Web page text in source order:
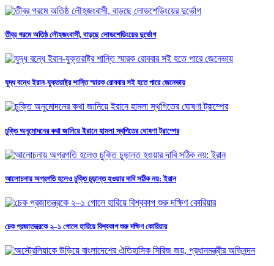
তীব্র গরমে অতিষ্ঠ লৌহজংবাসী, বাড়ছে লোডশেডিংয়ের দুর্ভোগ
যুদ্ধ বন্ধে ইরান-যুক্তরাষ্ট্র শান্তি স্মারক রোববার সই হতে পারে জেনেভায়
চুক্তি অনুমোদনের কথা জানিয়ে ইরানে হামলা স্থগিতের ঘোষণা ট্রাম্পের
আলোচনায় অগ্রগতি হলেও চুক্তি চূড়ান্ত হওয়ার দাবি সঠিক নয়: ইরান
চেক প্রজাতন্ত্রকে ২–১ গোলে হারিয়ে বিশ্বকাপ শুরু দক্ষিণ কোরিয়ার